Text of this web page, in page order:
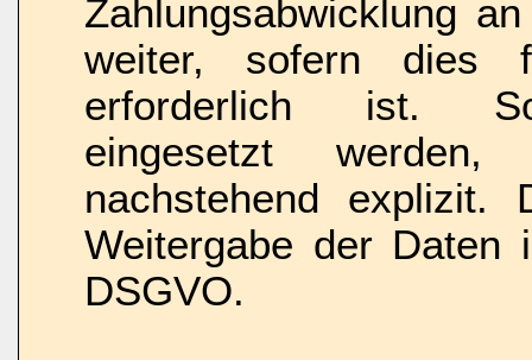
Zahlungsabwicklung
weiter, sofern dies
erforderlich ist.
eingesetzt
nachstehend explizit.
Weitergabe der
DSGVO.